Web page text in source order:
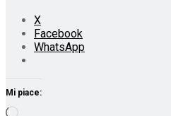
X
Facebook
WhatsApp
Mi piace: